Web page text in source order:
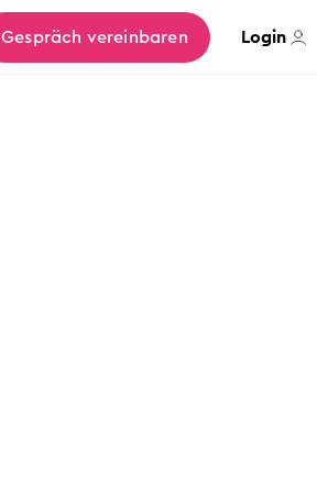
Gespräch vereinbaren Login